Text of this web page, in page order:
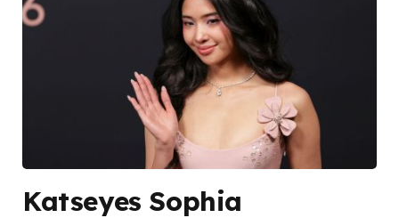
Katseyes Sophia